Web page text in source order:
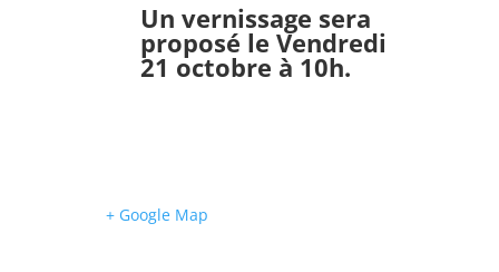
Un vernissage sera
proposé le Vendredi
21 octobre à 10h.
+ Google Map